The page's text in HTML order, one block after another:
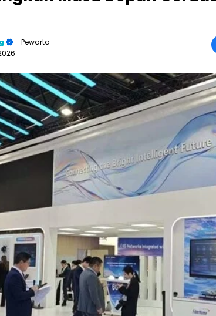
- Pewarta